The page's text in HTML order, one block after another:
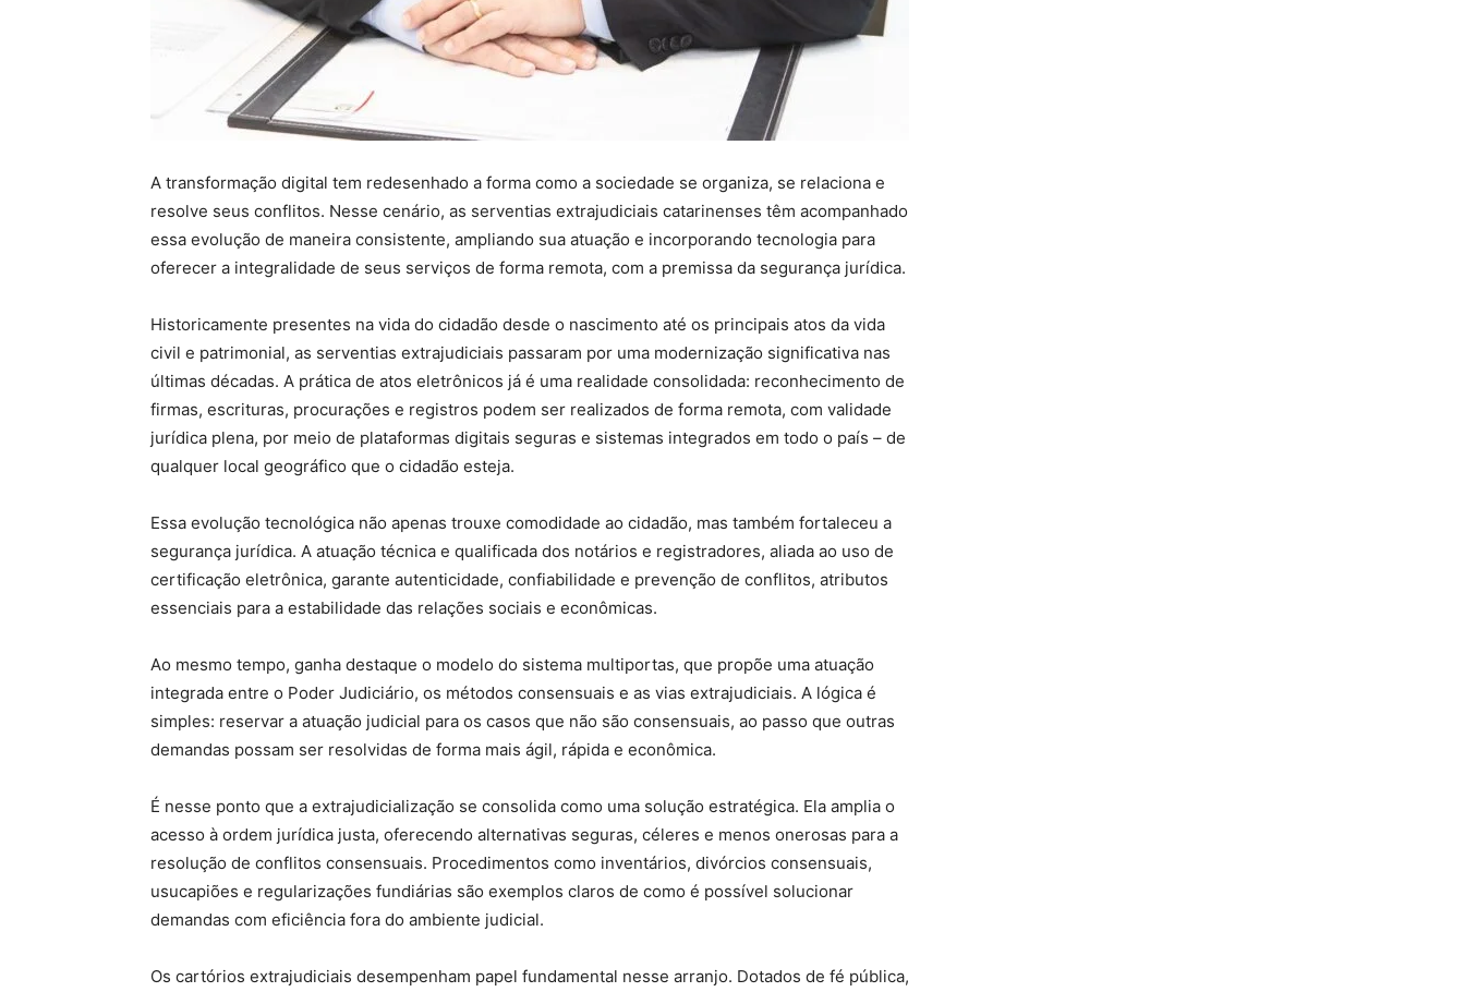
A transformação digital tem redesenhado a forma como a sociedade se organiza, se relaciona e
resolve seus conflitos. Nesse cenário, as serventias extrajudiciais catarinenses têm acompanhado
essa evolução de maneira consistente, ampliando sua atuação e incorporando tecnologia para
oferecer a integralidade de seus serviços de forma remota, com a premissa da segurança jurídica.
Historicamente presentes na vida do cidadão desde o nascimento até os principais atos da vida
civil e patrimonial, as serventias extrajudiciais passaram por uma modernização significativa nas
últimas décadas. A prática de atos eletrônicos já é uma realidade consolidada: reconhecimento de
firmas, escrituras, procurações e registros podem ser realizados de forma remota, com validade
jurídica plena, por meio de plataformas digitais seguras e sistemas integrados em todo o país – de
qualquer local geográfico que o cidadão esteja.
Essa evolução tecnológica não apenas trouxe comodidade ao cidadão, mas também fortaleceu a
segurança jurídica. A atuação técnica e qualificada dos notários e registradores, aliada ao uso de
certificação eletrônica, garante autenticidade, confiabilidade e prevenção de conflitos, atributos
essenciais para a estabilidade das relações sociais e econômicas.
Ao mesmo tempo, ganha destaque o modelo do sistema multiportas, que propõe uma atuação
integrada entre o Poder Judiciário, os métodos consensuais e as vias extrajudiciais. A lógica é
simples: reservar a atuação judicial para os casos que não são consensuais, ao passo que outras
demandas possam ser resolvidas de forma mais ágil, rápida e econômica.
É nesse ponto que a extrajudicialização se consolida como uma solução estratégica. Ela amplia o
acesso à ordem jurídica justa, oferecendo alternativas seguras, céleres e menos onerosas para a
resolução de conflitos consensuais. Procedimentos como inventários, divórcios consensuais,
usucapiões e regularizações fundiárias são exemplos claros de como é possível solucionar
demandas com eficiência fora do ambiente judicial.
Os cartórios extrajudiciais desempenham papel fundamental nesse arranjo. Dotados de fé pública,